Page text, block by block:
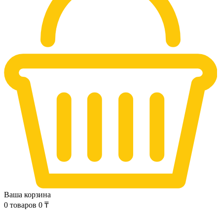
Ваша корзина
0 товаров 0 ₸